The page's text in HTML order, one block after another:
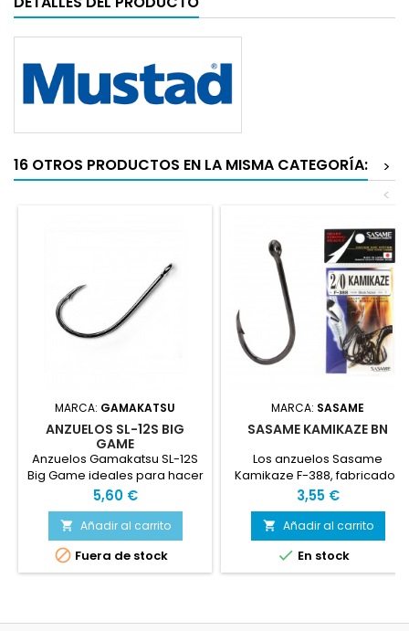
16 OTROS PRODUCTOS EN LA MISMA CATEGORÍA:
>
<
MARCA: GAMAKATSU
ANZUELOS SL-12S BIG
GAME
Anzuelos Gamakatsu SL-12S
Big Game ideales para hacer
montajes para curricán
costero. Con anilla y patilla
larga. Con baño de estaño.
Precio
5,60 €
 Añadir al carrito
 Fuera de stock
MARCA: SASAME
SASAME KAMIKAZE BN
Los anzuelos Sasame
Kamikaze F-388, fabricados
en Japón, destacan por su
gran resistencia gracias a su
construcción en acero al
carbono y acabado Black
Nickel. Su diseño con pata
invertida y punta curvada
clavada rápida, precisa y
Precio
3,55 €
 Añadir al carrito
 En stock